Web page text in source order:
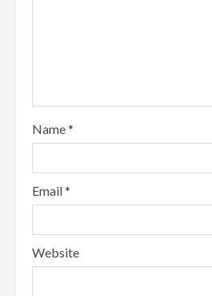
Name*
Email*
Website